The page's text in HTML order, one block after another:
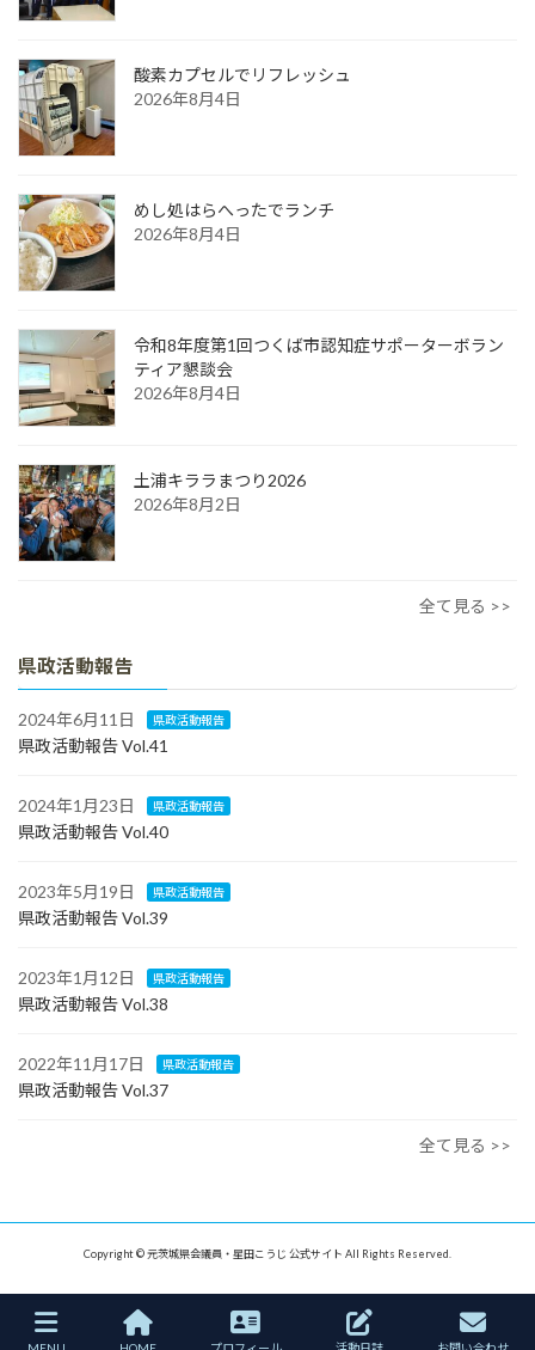
酸素カプセルでリフレッシュ
2026年8月4日
めし処はらへったでランチ
2026年8月4日
令和8年度第1回つくば市認知症サポーターボラン
ティア懇談会
2026年8月4日
土浦キララまつり2026
2026年8月2日
全て見る >>
県政活動報告
2024年6月11日 県政活動報告
県政活動報告 Vol.41
2024年1月23日 県政活動報告
県政活動報告 Vol.40
2023年5月19日 県政活動報告
県政活動報告 Vol.39
2023年1月12日 県政活動報告
県政活動報告 Vol.38
2022年11月17日 県政活動報告
県政活動報告 Vol.37
全て見る >>
Copyright © 元茨城県会議員・星田こうじ 公式サイト All Rights Reserved.
MENU HOME プロフィール 活動日誌 お問い合わせ